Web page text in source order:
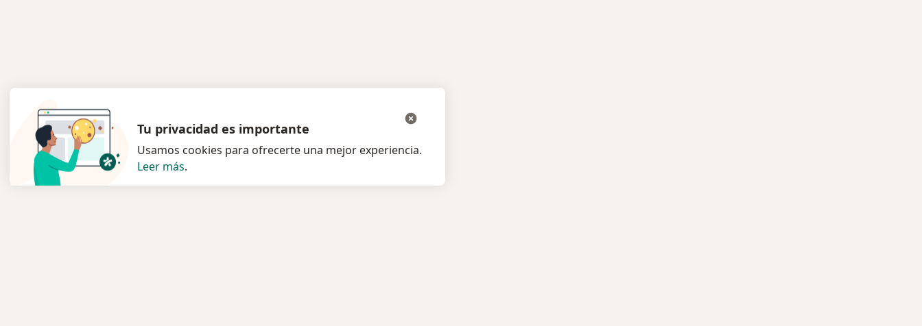
Tu privacidad es importante
Usamos cookies para ofrecerte una mejor experiencia.
Leer más.